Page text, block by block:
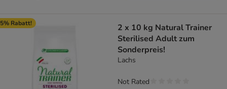
Rabatt!
2 x 10 kg Natural Trainer
Sterilised Adult zum
Sonderpreis!
Lachs
Not Rated